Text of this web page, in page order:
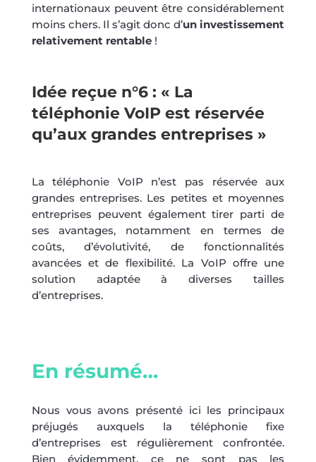
internationaux peuvent être considérablement
moins chers. Il s’agit donc d’un investissement
relativement rentable !
Idée reçue n°6 : « La
téléphonie VoIP est réservée
qu’aux grandes entreprises »
La téléphonie VoIP n’est pas réservée aux
grandes entreprises. Les petites et moyennes
entreprises peuvent également tirer parti de
ses avantages, notamment en termes de
coûts, d’évolutivité, de fonctionnalités
avancées et de flexibilité. La VoIP offre une
solution adaptée à diverses tailles
d’entreprises.
En résumé…
Nous vous avons présenté ici les principaux
préjugés auxquels la téléphonie fixe
d’entreprises est régulièrement confrontée.
Bien évidemment, ce ne sont pas les